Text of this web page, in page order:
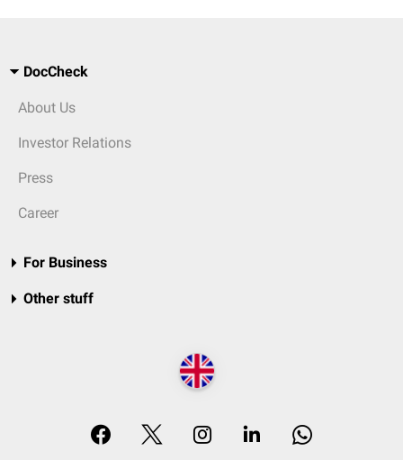
DocCheck
About Us
Investor Relations
Press
Career
For Business
Other stuff